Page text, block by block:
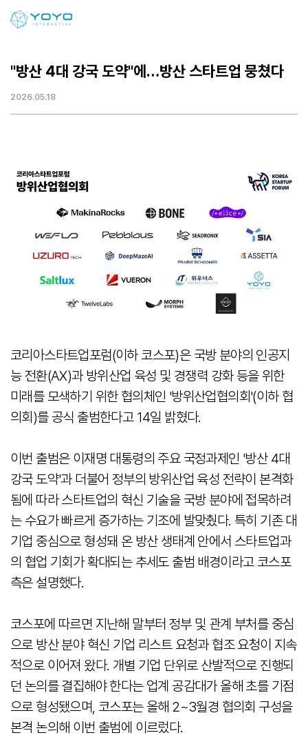
"방산 4대 강국 도약"에…방산 스타트업 뭉쳤다
2026.05.18
코리아스타트업포럼(이하 코스포)은 국방 분야의 인공지
능 전환(AX)과 방위산업 육성 및 경쟁력 강화 등을 위한
미래를 모색하기 위한 협의체인 '방위산업협의회'(이하 협
의회)를 공식 출범한다고 14일 밝혔다.
이번 출범은 이재명 대통령의 주요 국정과제인 '방산 4대
강국 도약'과 더불어 정부의 방위산업 육성 전략이 본격화
됨에 따라 스타트업의 혁신 기술을 국방 분야에 접목하려
는 수요가 빠르게 증가하는 기조에 발맞췄다. 특히 기존 대
기업 중심으로 형성돼 온 방산 생태계 안에서 스타트업과
의 협업 기회가 확대되는 추세도 출범 배경이라고 코스포
측은 설명했다.
코스포에 따르면 지난해 말부터 정부 및 관계 부처를 중심
으로 방산 분야 혁신 기업 리스트 요청과 협조 요청이 지속
적으로 이어져 왔다. 개별 기업 단위로 산발적으로 진행되
던 논의를 결집해야 한다는 업계 공감대가 올해 초를 기점
으로 형성됐으며, 코스포는 올해 2~3월경 협의회 구성을
본격 논의해 이번 출범에 이르렀다.